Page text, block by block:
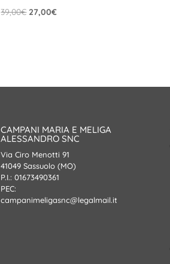
39,00€ Il
27,00€Il
CAMPANI MARIA E MELIGA
ALESSANDRO SNC
Via Ciro Menotti 91
41049 Sassuolo (MO)
P.I.: 01673490361
PEC:
campanimeligasnc@legalmail.it